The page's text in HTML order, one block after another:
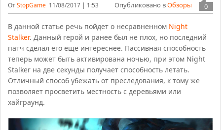
ОтStopGame 11/08/2017 | 1:53 0
Опубликовано вОбзоры
В данной статье речь пойдет о несравненном Night
Stalker. Данный герой и ранее был не плох, но последний
патч сделал его еще интереснее. Пассивная способность
теперь может быть активирована ночью, при этом Night
Stalker на две секунды получает способность летать.
Отличный способ убежать от преследования, к тому же
позволяет просветить местность с деревьями или
хайграунд.